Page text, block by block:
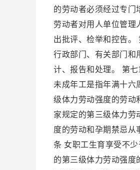
的劳动者必须经过专门
劳动者对用人单位管理
出批评、检举和控告。
行政部门、有关部门和
计、报告和处理。 第
未成年工是指年满十六
级体力劳动强度的劳动
家规定的第三级体力劳
度的劳动和孕期禁忌从
条 女职工生育享受不
的第三级体力劳动强度